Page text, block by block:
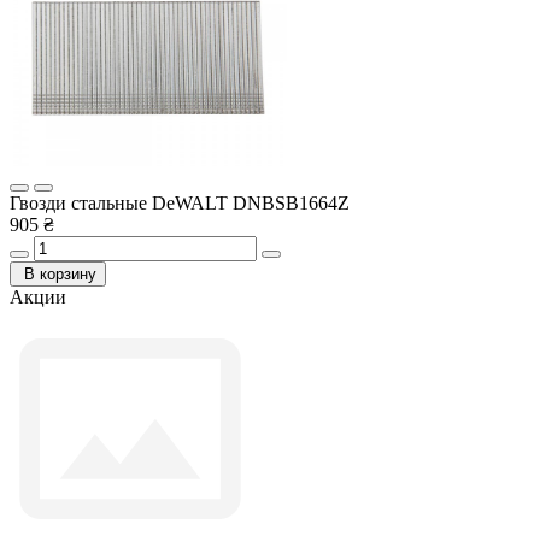
Гвозди стальные DeWALT DNBSB1664Z
905 ₴
В корзину
Акции